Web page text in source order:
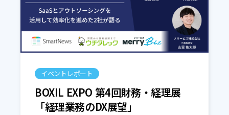
イベントレポート
BOXIL EXPO 第4回財務・経理展
「経理業務のDX展望」